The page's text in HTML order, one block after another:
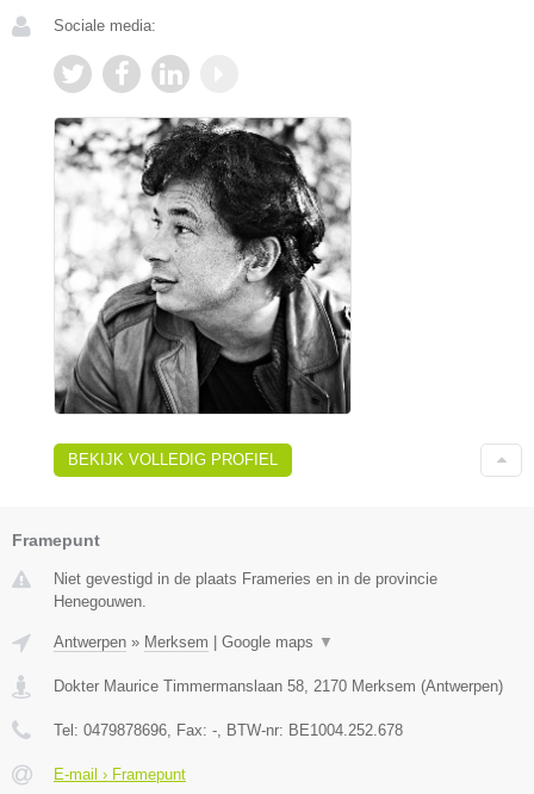
Sociale media:
BEKIJK VOLLEDIG PROFIEL
Framepunt
Niet gevestigd in de plaats Frameries en in de provincie
Henegouwen.
Antwerpen » Merksem Google maps ▼
Dokter Maurice Timmermanslaan 58 2170 Merksem (Antwerpen)
Tel: 0479878696 , Fax: - , BTW-nr: BE1004.252.678
E-mail › Framepunt